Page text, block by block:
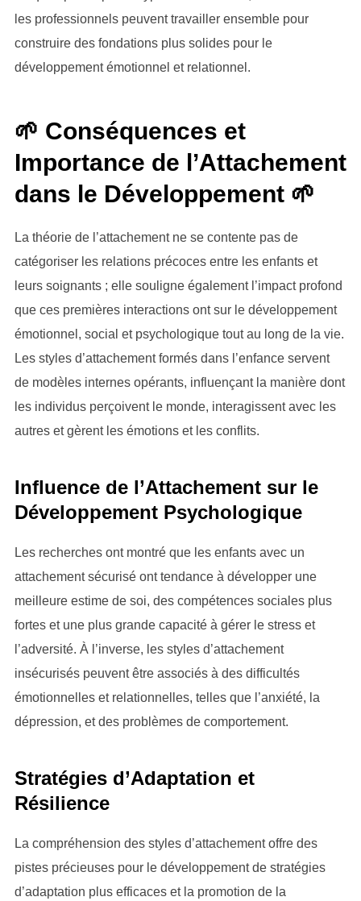
les professionnels peuvent travailler ensemble pour
construire des fondations plus solides pour le
développement émotionnel et relationnel.
🌱 Conséquences et
Importance de l’Attachement
dans le Développement 🌱
La théorie de l’attachement ne se contente pas de
catégoriser les relations précoces entre les enfants et
leurs soignants ; elle souligne également l’impact profond
que ces premières interactions ont sur le développement
émotionnel, social et psychologique tout au long de la vie.
Les styles d’attachement formés dans l’enfance servent
de modèles internes opérants, influençant la manière dont
les individus perçoivent le monde, interagissent avec les
autres et gèrent les émotions et les conflits.
Influence de l’Attachement sur le
Développement Psychologique
Les recherches ont montré que les enfants avec un
attachement sécurisé ont tendance à développer une
meilleure estime de soi, des compétences sociales plus
fortes et une plus grande capacité à gérer le stress et
l’adversité. À l’inverse, les styles d’attachement
insécurisés peuvent être associés à des difficultés
émotionnelles et relationnelles, telles que l’anxiété, la
dépression, et des problèmes de comportement.
Stratégies d’Adaptation et
Résilience
La compréhension des styles d’attachement offre des
pistes précieuses pour le développement de stratégies
d’adaptation plus efficaces et la promotion de la